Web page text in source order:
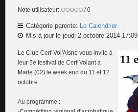
Note utilisateur: / 0
Catégorie parente:
Le Calendrier
Mis à jour le jeudi 2 octobre 2014 17:09
Le Club Cerf-Vol'Aisne vous invite à
leur 5e festival de Cerf-Volant à
Marle (02) le week end du 11 et 12
octobre.
Au programme :